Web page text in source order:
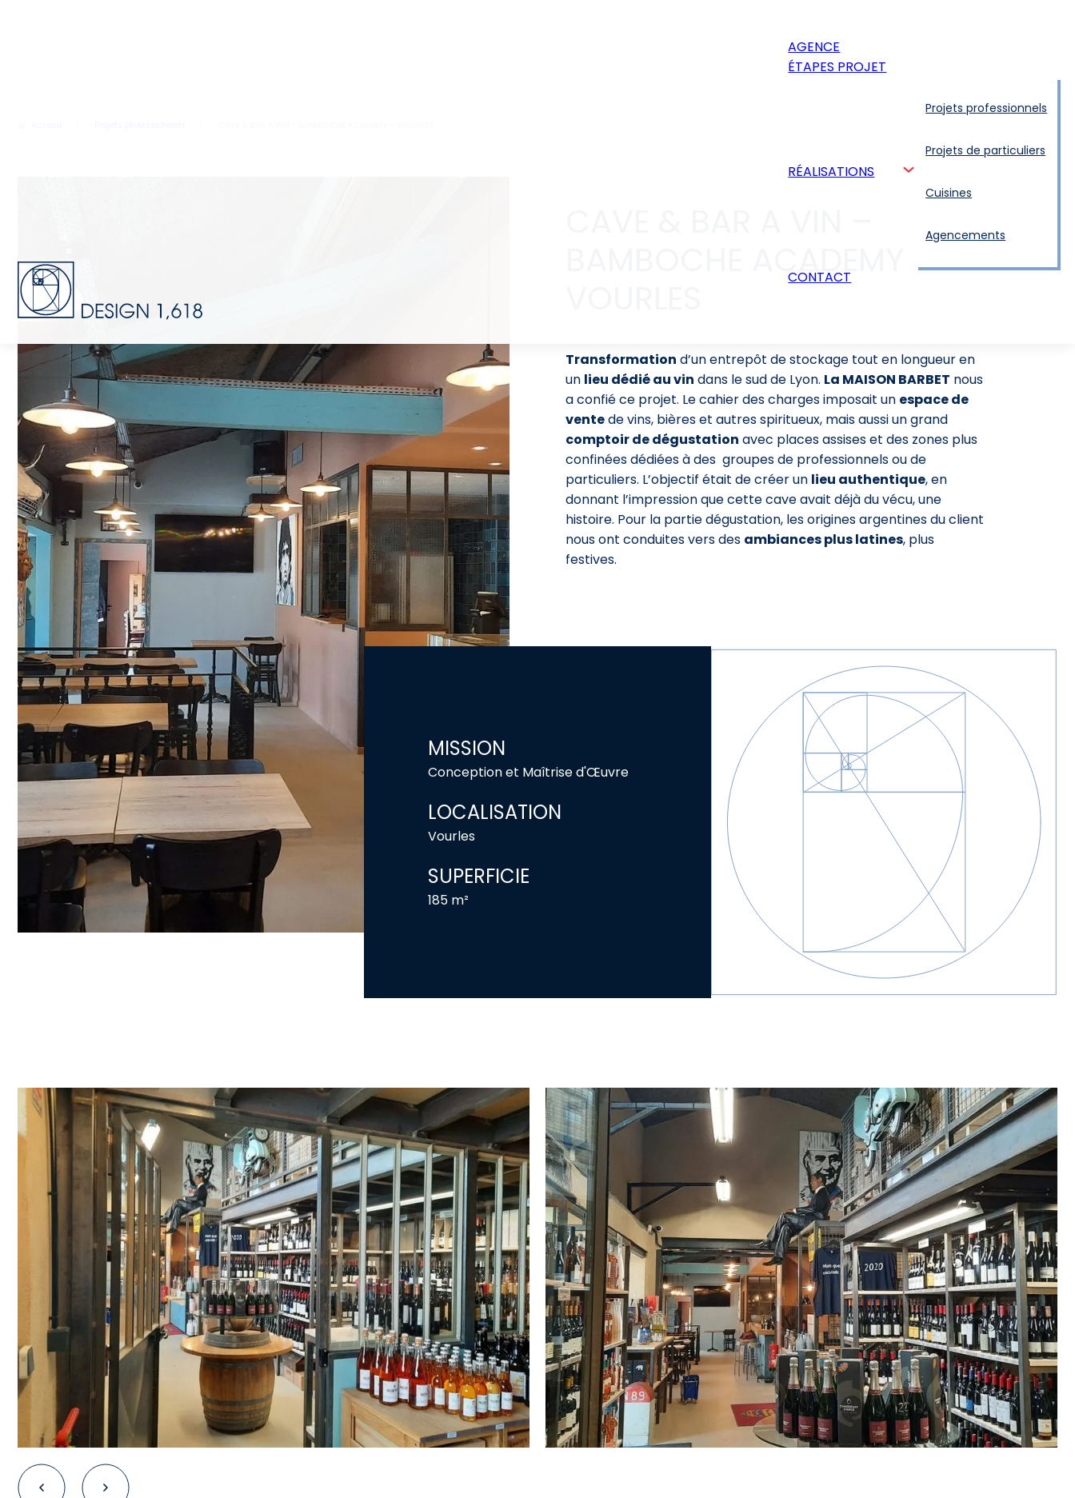
AGENCE
ÉTAPES PROJET
RÉALISATIONS
Projets professionnels
Projets de particuliers
Cuisines
Agencements
CONTACT
BAMBOCHE ACADEMY –
Transformation d’un entrepôt de stockage tout en longueur en
un lieu dédié au vin dans le sud de Lyon. La MAISON BARBET nous
a confié ce projet. Le cahier des charges imposait un espace de
ventede vins, bières et autres spiritueux, mais aussi un grand
comptoir de dégustation avec places assises et des zones plus
confinées dédiées à des groupes de professionnels ou de
particuliers. L’objectif était de créer un lieu authentique, en
donnant l’impression que cette cave avait déjà du vécu, une
histoire. Pour la partie dégustation, les origines argentines du client
nous ont conduites vers des ambiances plus latines, plus
festives.
MISSION
Conception et Maîtrise d'Œuvre
LOCALISATION
Vourles
SUPERFICIE
185 m²